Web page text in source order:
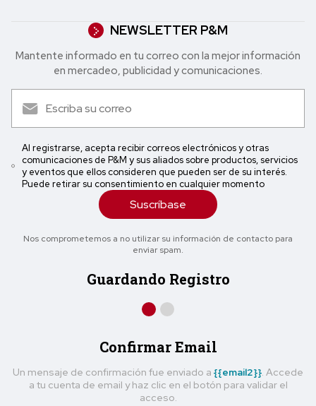
NEWSLETTER P&M
Mantente informado en tu correo con la mejor in formación
en mercadeo, publicidad y comunicaciones.
Al registrarse, acepta recibir correos electrónicos y otras
comunicaciones de P&M y sus aliados sobre productos, servicios
y eventos que ellos consideren que pueden ser de su interés.
Puede retirar su consentimiento en cualquier momento
Suscríbase
Nos comprometemos a no utilizar su información de contacto para
enviar spam.
Guardando Registro
Confirmar Email
Un mensaje de confirmación fue enviado a {{email2}}. Accede
a tu cuenta de email y haz clic en el botón para validar el
acceso.